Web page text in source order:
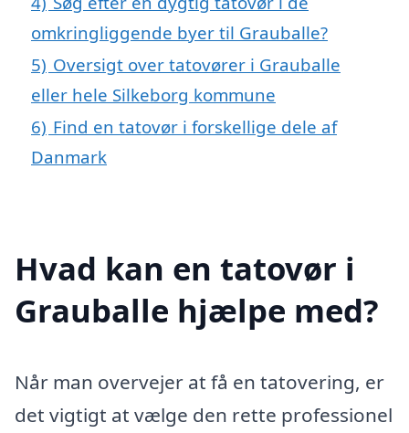
omkringliggende byer til Grauballe?
5) Oversigt over tatovører i Grauballe
eller hele Silkeborg kommune
6) Find en tatovør i forskellige dele af
Danmark
Hvad kan en tatovør i
Grauballe hjælpe med?
Når man overvejer at få en tatovering, er
det vigtigt at vælge den rette professionel